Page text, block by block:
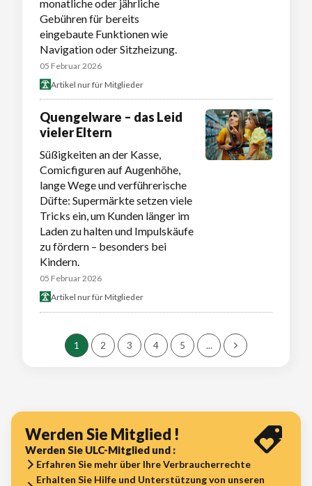
monatliche oder jährliche
Gebühren für bereits
eingebaute Funktionen wie
Navigation oder Sitzheizung.
05 Februar 2026
Artikel nur für Mitglieder
Quengelware – das Leid
vieler Eltern
Süßigkeiten an der Kasse,
Comicfiguren auf Augenhöhe,
lange Wege und verführerische
Düfte: Supermärkte setzen viele
Tricks ein, um Kunden länger im
Laden zu halten und Impulskäufe
zu fördern – besonders bei
Kindern.
05 Februar 2026
Artikel nur für Mitglieder
1 2 3 4 5 ...
Werden Sie Mitglied !
Werden Sie ULC-Mitglied und :
Erfahren Sie mehr über Ihre Verbraucherrechte
Erhalten Sie Hilfe und Unterstützung von unseren